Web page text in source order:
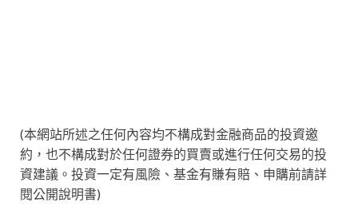
(本網站所述之任何內容均不構成對金融商品的投資邀
約，也不構成對於任何證券的買賣或進行任何交易的投
資建議。投資一定有風險、基金有賺有賠、申購前請詳
閱公開說明書)